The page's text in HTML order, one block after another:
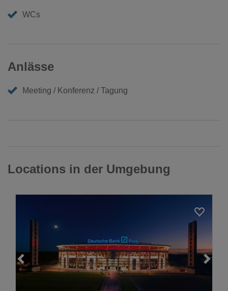
WCs
Anlässe
Meeting / Konferenz / Tagung
Locations in der Umgebung
Loading...